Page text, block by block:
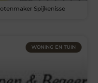
Spijkenisse
WONING EN TUIN